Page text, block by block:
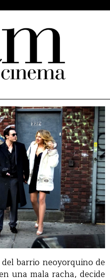
barrio neoyorquino de
una mala racha, decide